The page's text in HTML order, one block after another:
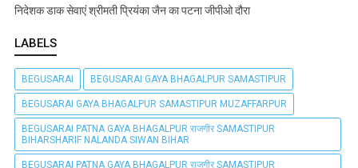
निदेशक डाक सेवाएं श्रीमती प्रियंका जैन का पटना जीपीओ दौरा
LABELS
BEGUSARAI BEGUSARAI GAYA BHAGALPUR SAMASTIPUR
BEGUSARAI GAYA BHAGALPUR SAMASTIPUR MUZAFFARPUR
BEGUSARAI PATNA GAYA BHAGALPUR राजगीर SAMASTIPUR
BIHARSHARIF NALANDA SIWAN BIHAR
BEGUSARAI PATNA GAYA BHAGALPUR राजगीर SAMASTIPUR